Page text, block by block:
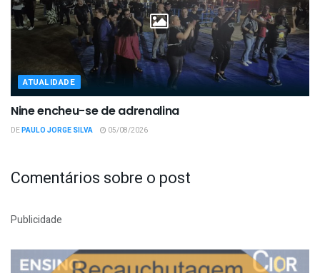
ATUALIDADE
Nine encheu-se de adrenalina
DEPAULO JORGE SILVA 05/08/2026
Comentários sobre o post
Publicidade